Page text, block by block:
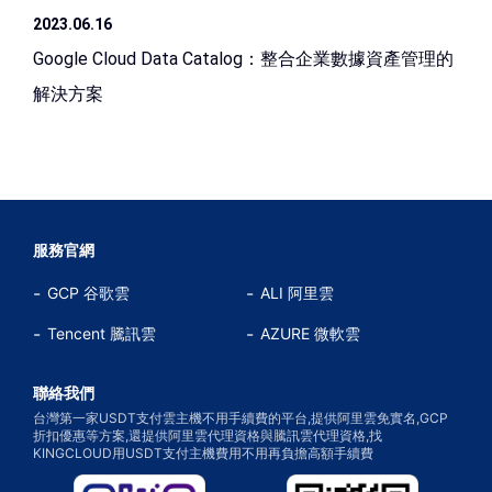
2023.06.16
Google Cloud Data Catalog：整合企業數據資產管理的
解決方案
服務官網
GCP 谷歌雲 ALI 阿里雲
Tencent 騰訊雲 AZURE 微軟雲
聯絡我們
台灣第一家USDT支付雲主機不用手續費的平台,提供阿里雲免實名,GCP
折扣優惠等方案,還提供阿里雲代理資格與騰訊雲代理資格,找
KINGCLOUD用USDT支付主機費用不用再負擔高額手續費